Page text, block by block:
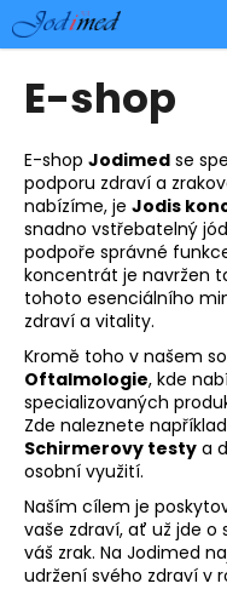
Přejít
na
obsah
E-shop
E-shop Jodimed se
podporu zdraví a
nabízíme, je Jodis
snadno vstřebatelný
podpoře správné
koncentrát je navržen
tohoto esenciálního
zdraví a vitality.
Kromě toho v našem
Oftalmologie, kde
specializovaných
Zde naleznete například
Schirmerovy testy a
osobní využití.
Naším cílem je
vaše zdraví, ať už jde o
váš zrak. Na Jodimed
udržení svého zdraví v
K
o
o
p
o
t
ř
e
b
u
j
e
t
e
n
a